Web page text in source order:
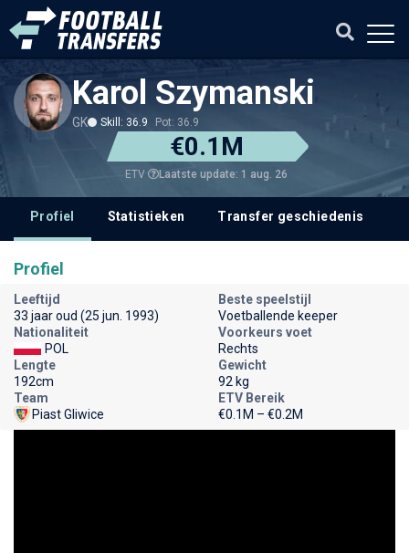
Karol Szymanski
GK Skill: 36.9 Pot: 36.9
€0.1M
ETV Laatste update: 1 aug. 26
Profiel Statistieken Transfer geschiedenis
Profiel
Leeftijd
33 jaar oud (25 jun. 1993)
Beste speelstijl
Voetballende keeper
Nationaliteit
POL
Voorkeurs voet
Rechts
Lengte
192cm
Gewicht
92 kg
Team
Piast Gliwice
ETV Bereik
€0.1M – €0.2M